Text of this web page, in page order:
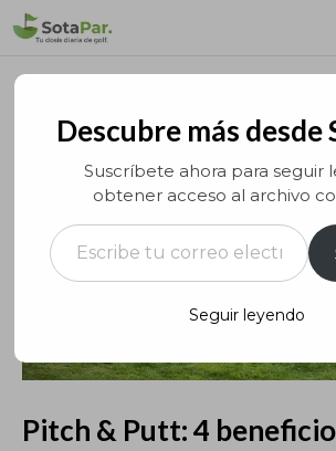
Saltar
Pitch & Putt: 4
Descubre más desde
Suscríbete ahora para seguir
obtener acceso al archivo
Escribe tu correo electrónico…
Seguir leyendo